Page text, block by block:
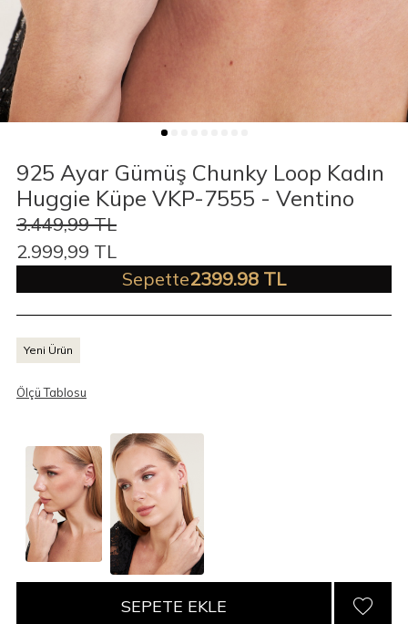
925 Ayar Gümüş Chunky Loop Kadın
Huggie Küpe VKP-7555 - Ventino
3.449,99TL
2.999,99 TL
Sepette2399.98 TL
Yeni Ürün
Ölçü Tablosu
SEPETE EKLE